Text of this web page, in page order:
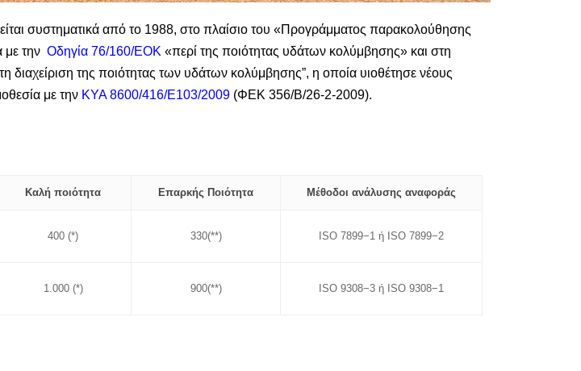
συστηματικά από το 1988, στο πλαίσιο του «Προγράμματος παρακολούθησης
με την Οδηγία 76/160/ΕΟΚ «περί της ποιότητας υδάτων κολύμβησης» και στη
τη διαχείριση της ποιότητας των υδάτων κολύμβησης”, η οποία υιοθέτησε νέους
με την ΚΥΑ 8600/416/Ε103/2009 (ΦΕΚ 356/Β/26-2-2009).
Καλή ποιότητα Επαρκής Ποιότητα Μέθοδοι ανάλυσης αναφοράς
400 (*) 330(**) ISO 7899−1 ή ISO 7899−2
1.000 (*) 900(**) ISO 9308−3 ή ISO 9308−1